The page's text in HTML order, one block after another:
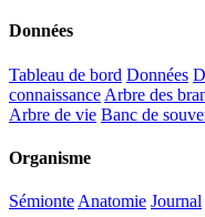
Données
Tableau de bord Données
connaissance Arbre des
Arbre de vie Banc de
Organisme
Sémionte Anatomie Journal